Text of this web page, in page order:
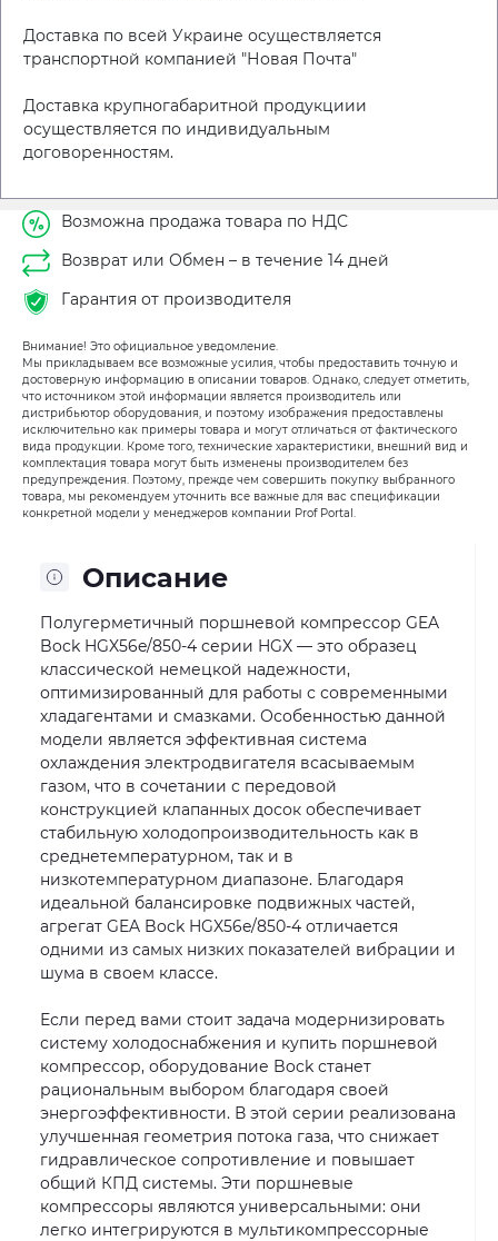
Доставка по всей Украине осуществляется
транспортной компанией "Новая Почта"
Доставка крупногабаритной продукциии
осуществляется по индивидуальным
договоренностям.
Возможна продажа товара по НДС
Возврат или Обмен – в течение 14 дней
Гарантия от производителя
Внимание! Это официальное уведомление.
Мы прикладываем все возможные усилия, чтобы предоставить точную и
достоверную информацию в описании товаров. Однако, следует отметить,
что источником этой информации является производитель или
дистрибьютор оборудования, и поэтому изображения предоставлены
исключительно как примеры товара и могут отличаться от фактического
вида продукции. Кроме того, технические характеристики, внешний вид и
комплектация товара могут быть изменены производителем без
предупреждения. Поэтому, прежде чем совершить покупку выбранного
товара, мы рекомендуем уточнить все важные для вас спецификации
конкретной модели у менеджеров компании Prof Portal.
Описание
Полугерметичный поршневой компрессор GEA
Bock HGX56e/850-4 серии HGX — это образец
классической немецкой надежности,
оптимизированный для работы с современными
хладагентами и смазками. Особенностью данной
модели является эффективная система
охлаждения электродвигателя всасываемым
газом, что в сочетании с передовой
конструкцией клапанных досок обеспечивает
стабильную холодопроизводительность как в
среднетемпературном, так и в
низкотемпературном диапазоне. Благодаря
идеальной балансировке подвижных частей,
агрегат GEA Bock HGX56e/850-4 отличается
одними из самых низких показателей вибрации и
шума в своем классе.
Если перед вами стоит задача модернизировать
систему холодоснабжения и купить поршневой
компрессор, оборудование Bock станет
рациональным выбором благодаря своей
энергоэффективности. В этой серии реализована
улучшенная геометрия потока газа, что снижает
гидравлическое сопротивление и повышает
общий КПД системы. Эти поршневые
компрессоры являются универсальными: они
легко интегрируются в мультикомпрессорные